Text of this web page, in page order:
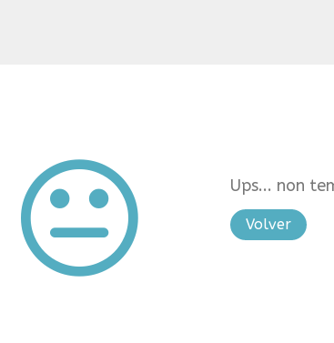
Ups... non
Volver